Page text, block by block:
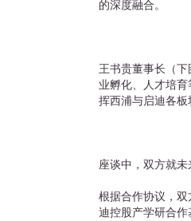
的深度融合。
王书贵董事长（
业孵化、人才培
挥西浦与启迪各板
座谈中，双方就未
根据合作协议，双
迪控股产学研合